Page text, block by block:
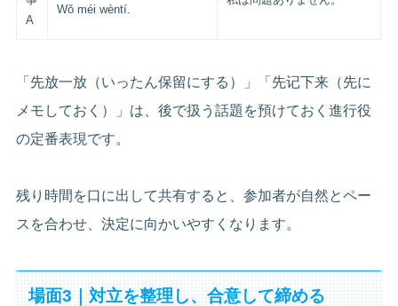
A
Wǒ méi wèntí.
「先放一放（いったん保留にする）」「先记下来（先に
メモしておく）」は、後で扱う話題を預けておく進行役
の定番表現です。
残り時間を口に出して共有すると、参加者が自然とペー
スを合わせ、決定に向かいやすくなります。
場面3｜対立を整理し、合意して締める